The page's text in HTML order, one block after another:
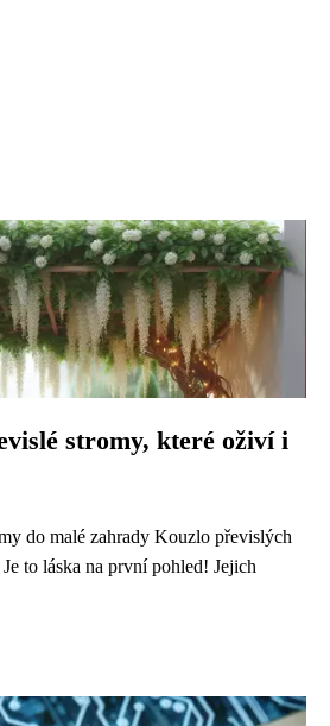
stromy, které oživí i
do malé zahrady Kouzlo převislých
to láska na první pohled! Jejich